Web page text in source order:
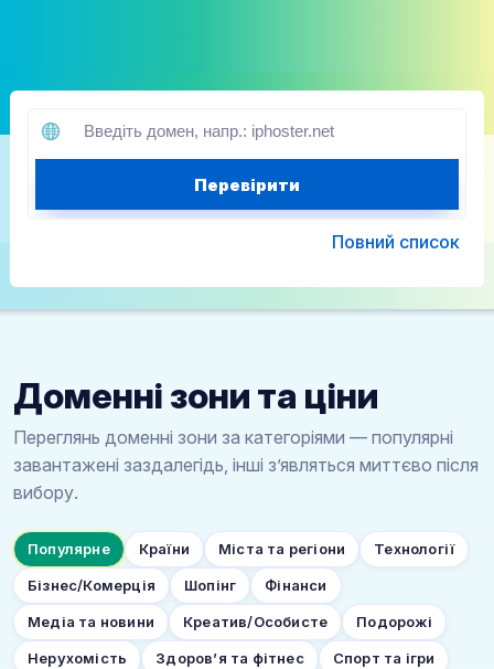
Перевірити
Повний список
Доменні зони та ціни
Переглянь доменні зони за категоріями — популярні
завантажені заздалегідь, інші з’являться миттєво після
вибору.
Популярне Країни Міста та регіони Технології
Бізнес/Комерція Шопінг Фінанси
Медіа та новини Креатив/Особисте Подорожі
Нерухомість Здоров’я та фітнес Спорт та ігри